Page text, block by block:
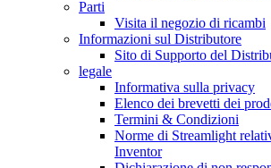
Parti
Visita il negozio di ricambi
Informazioni sul Distributore
Sito di Supporto del
legale
Informativa sulla privacy
Elenco dei brevetti dei
Termini & Condizioni
Norme di Streamlight
Inventor